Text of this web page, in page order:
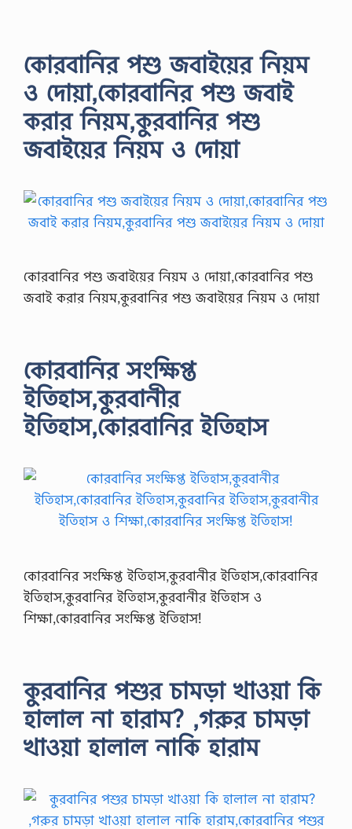
কোরবানির পশু জবাইয়ের নিয়ম
ও দোয়া,কোরবানির পশু জবাই
করার নিয়ম,কুরবানির পশু
জবাইয়ের নিয়ম ও দোয়া
কোরবানির পশু জবাইয়ের নিয়ম ও দোয়া,কোরবানির পশু
জবাই করার নিয়ম,কুরবানির পশু জবাইয়ের নিয়ম ও দোয়া
কোরবানির সংক্ষিপ্ত
ইতিহাস,কুরবানীর
ইতিহাস,কোরবানির ইতিহাস
কোরবানির সংক্ষিপ্ত ইতিহাস,কুরবানীর ইতিহাস,কোরবানির
ইতিহাস,কুরবানির ইতিহাস,কুরবানীর ইতিহাস ও
শিক্ষা,কোরবানির সংক্ষিপ্ত ইতিহাস!
কুরবানির পশুর চামড়া খাওয়া কি
হালাল না হারাম? ,গরুর চামড়া
খাওয়া হালাল নাকি হারাম